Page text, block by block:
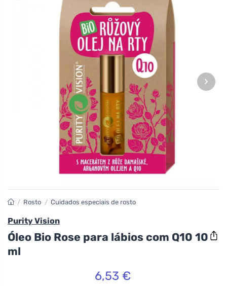
›
/ Rosto / Cuidados especiais de rosto
Purity Vision
Óleo Bio Rose para lábios com Q10 10
ml
6,53 €